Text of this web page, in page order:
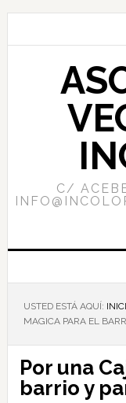
C/
USTED ESTÁ AQUÍ:
MAGICA PARA EL
Por una
barrio y